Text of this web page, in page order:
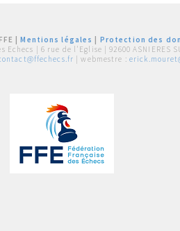
|Mentions légales
Protection des
Echecs | 6 rue de l'Eglise | 92600 ASNIERES
| webmestre :